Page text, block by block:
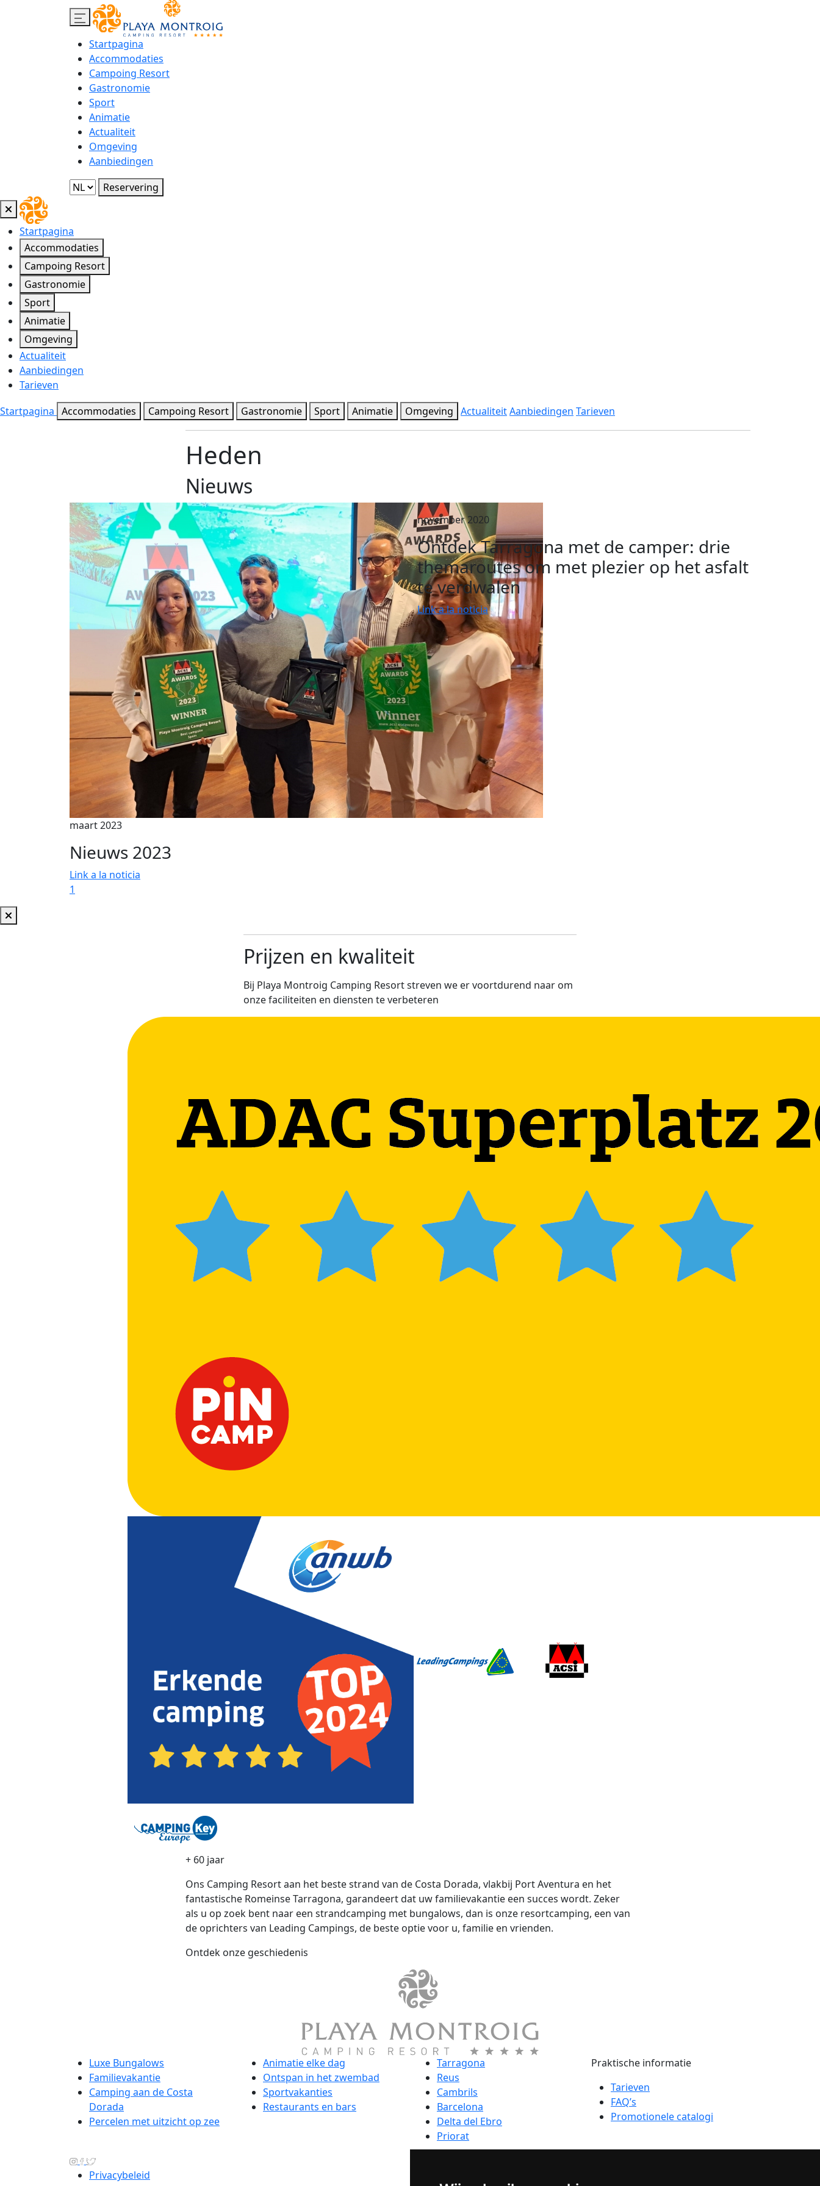
Startpagina
Accommodaties
Campoing Resort
Gastronomie
Sport
Animatie
Actualiteit
Omgeving
Aanbiedingen
Reservering
Startpagina
Accommodaties
Campoing Resort
Gastronomie
Sport
Animatie
Omgeving
Actualiteit
Aanbiedingen
Tarieven
Startpagina Accommodaties Campoing Resort Gastronomie Sport Animatie Omgeving ActualiteitAanbiedingen Tarieven
Heden
Nieuws
maart 2023
Nieuws 2023
Link a la noticia
november 2020
Ontdek Tarragona met de camper: drie
themaroutes om met plezier op het asfalt
te verdwalen
Link a la noticia
1
Prijzen en kwaliteit
Bij Playa Montroig Camping Resort streven we er voortdurend naar om
onze faciliteiten en diensten te verbeteren
+ 60 jaar
Ons Camping Resort aan het beste strand van de Costa Dorada, vlakbij Port Aventura en het
fantastische Romeinse Tarragona, garandeert dat uw familievakantie een succes wordt. Zeker
als u op zoek bent naar een strandcamping met bungalows, dan is onze resortcamping, een van
de oprichters van Leading Campings, de beste optie voor u, familie en vrienden.
Ontdek onze geschiedenis
Luxe Bungalows
Familievakantie
Camping aan de Costa
Dorada
Percelen met uitzicht op zee
Animatie elke dag
Ontspan in het zwembad
Sportvakanties
Restaurants en bars
Tarragona
Reus
Cambrils
Barcelona
Delta del Ebro
Priorat
Praktische informatie
Tarieven
FAQ’s
Promotionele catalogi
Privacybeleid